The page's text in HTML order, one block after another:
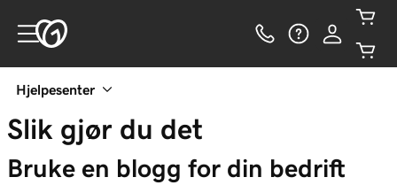
Hjelpesenter
Slik gjør du det
Bruke en blogg for din bedrift